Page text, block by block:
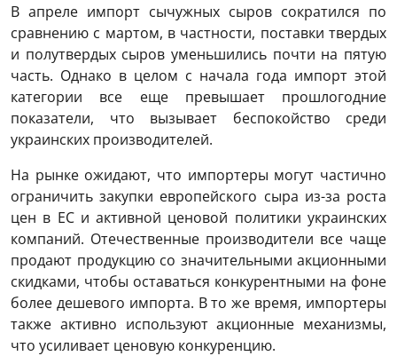
В апреле импорт сычужных сыров сократился по
сравнению с мартом, в частности, поставки твердых
и полутвердых сыров уменьшились почти на пятую
часть. Однако в целом с начала года импорт этой
категории все еще превышает прошлогодние
показатели, что вызывает беспокойство среди
украинских производителей.
На рынке ожидают, что импортеры могут частично
ограничить закупки европейского сыра из-за роста
цен в ЕС и активной ценовой политики украинских
компаний. Отечественные производители все чаще
продают продукцию со значительными акционными
скидками, чтобы оставаться конкурентными на фоне
более дешевого импорта. В то же время, импортеры
также активно используют акционные механизмы,
что усиливает ценовую конкуренцию.